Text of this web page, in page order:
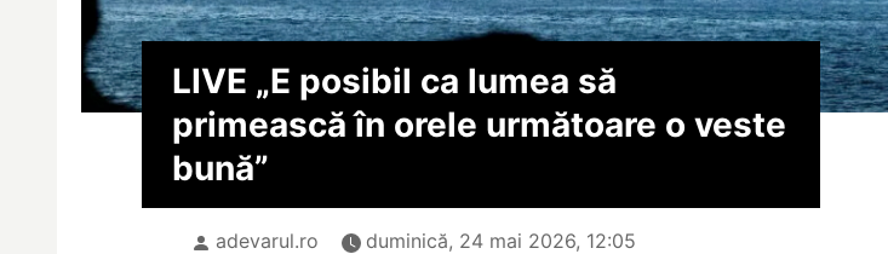
LIVE „E posibil ca lumea să
primească în orele următoare o veste
bună”
adevarul.ro duminică, 24 mai 2026, 12:05